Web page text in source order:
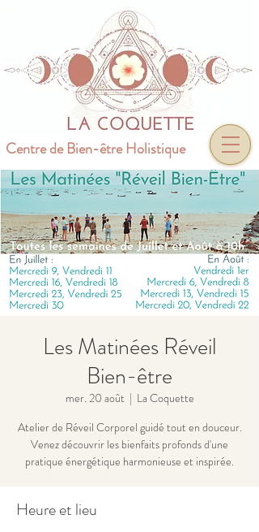
Centre de Bien-être Holistique
Les Matinées Réveil
Bien-être
mer. 20 août
  |
La Coquette
Atelier de Réveil Corporel guidé tout en douceur.
Venez découvrir les bienfaits profonds d'une
pratique énergétique harmonieuse et inspirée.
Heure et lieu